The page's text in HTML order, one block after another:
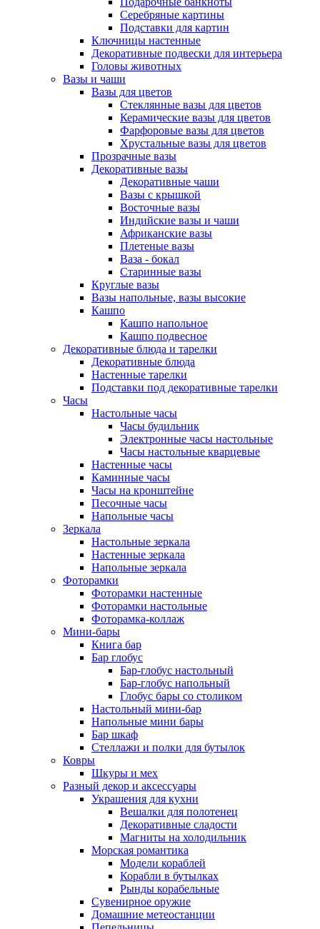
Серебряные картины
Подставки для картин
Ключницы настенные
Декоративные подвески для интерьера
Головы животных
Вазы и чаши
Вазы для цветов
Стеклянные вазы для цветов
Керамические вазы для цветов
Фарфоровые вазы для цветов
Хрустальные вазы для цветов
Прозрачные вазы
Декоративные вазы
Декоративные чаши
Вазы с крышкой
Восточные вазы
Индийские вазы и чаши
Африканские вазы
Плетеные вазы
Ваза - бокал
Старинные вазы
Круглые вазы
Вазы напольные, вазы высокие
Кашпо
Кашпо напольное
Кашпо подвесное
Декоративные блюда и тарелки
Декоративные блюда
Настенные тарелки
Подставки под декоративные тарелки
Часы
Настольные часы
Часы будильник
Электронные часы настольные
Часы настольные кварцевые
Настенные часы
Каминные часы
Часы на кронштейне
Песочные часы
Напольные часы
Зеркала
Настольные зеркала
Настенные зеркала
Напольные зеркала
Фоторамки
Фоторамки настенные
Фоторамки настольные
Фоторамка-коллаж
Мини-бары
Книга бар
Бар глобус
Бар-глобус настольный
Бар-глобус напольный
Глобус бары со столиком
Настольный мини-бар
Напольные мини бары
Бар шкаф
Стеллажи и полки для бутылок
Ковры
Шкуры и мех
Разный декор и аксессуары
Украшения для кухни
Вешалки для полотенец
Декоративные сладости
Магниты на холодильник
Морская романтика
Модели кораблей
Корабли в бутылках
Рынды корабельные
Сувенирное оружие
Домашние метеостанции